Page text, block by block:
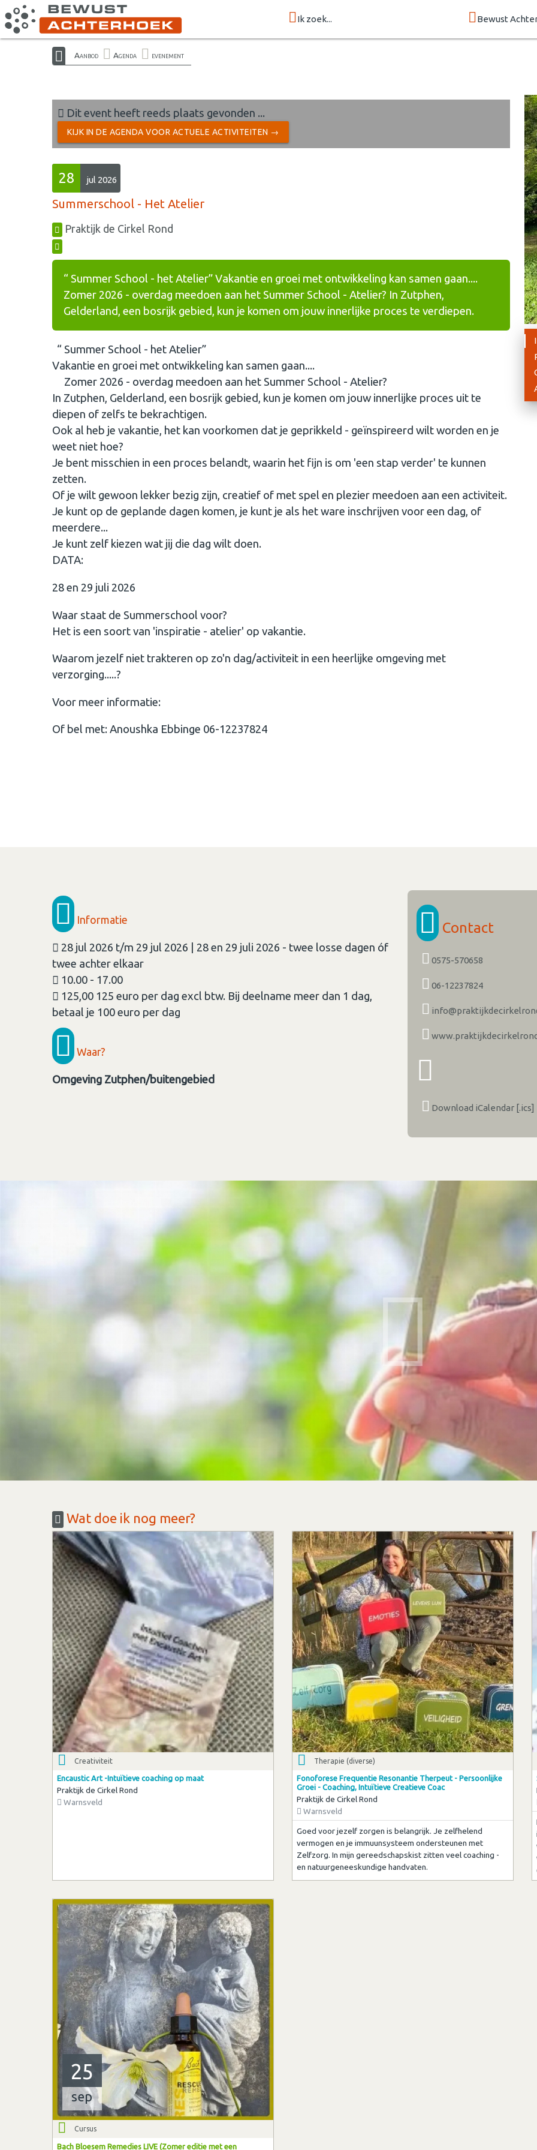
Ik zoek... Bewust
Aanbod Agenda evenement
Dit event heeft reeds plaats gevonden ...
KIJK IN DE AGENDA VOOR ACTUELE ACTIVITEITEN →
28 jul 2026
Summerschool - Het Atelier
Praktijk de Cirkel Rond
“ Summer School - het Atelier” Vakantie en groei met ontwikkeling kan samen gaan....
Zomer 2026 - overdag meedoen aan het Summer School - Atelier? In Zutphen,
Gelderland, een bosrijk gebied, kun je komen om jouw innerlijke proces te verdiepen.
“ Summer School - het Atelier”
Vakantie en groei met ontwikkeling kan samen gaan....
Zomer 2026 - overdag meedoen aan het Summer School - Atelier?
In Zutphen, Gelderland, een bosrijk gebied, kun je komen om jouw innerlijke proces uit te
diepen of zelfs te bekrachtigen.
Ook al heb je vakantie, het kan voorkomen dat je geprikkeld - geïnspireerd wilt worden en je
weet niet hoe?
Je bent misschien in een proces belandt, waarin het fijn is om 'een stap verder' te kunnen
zetten.
Of je wilt gewoon lekker bezig zijn, creatief of met spel en plezier meedoen aan een activiteit.
Je kunt op de geplande dagen komen, je kunt je als het ware inschrijven voor een dag, of
meerdere...
Je kunt zelf kiezen wat jij die dag wilt doen.
DATA:
28 en 29 juli 2026
Waar staat de Summerschool voor?
Het is een soort van 'inspiratie - atelier' op vakantie.
Waarom jezelf niet trakteren op zo'n dag/activiteit in een heerlijke omgeving met
verzorging.....?
Voor meer informatie:
Of bel met: Anoushka Ebbinge 06-12237824
Informatie
28 jul 2026 t/m 29 jul 2026 | 28 en 29 juli 2026 - twee losse dagen óf
twee achter elkaar
10.00 - 17.00
125,00 125 euro per dag excl btw. Bij deelname meer dan 1 dag,
betaal je 100 euro per dag
Waar?
Omgeving Zutphen/buitengebied
Contact
0575-570658
06-12237824
Download iCalendar [.ics]
Wat doe ik nog meer?
Creativiteit
Encaustic Art -Intuïtieve coaching op maat
Praktijk de Cirkel Rond
Warnsveld
Therapie (diverse)
Fonoforese Frequentie Resonantie Therpeut - Persoonlijke
Groei - Coaching, Intuïtieve Creatieve Coac
Praktijk de Cirkel Rond
Warnsveld
Goed voor jezelf zorgen is belangrijk. Je zelfhelend
vermogen en je immuunsysteem ondersteunen met
Zelfzorg. In mijn gereedschapskist zitten veel coaching -
en natuurgeneeskundige handvaten.
25
sep
Cursus
Bach Bloesem Remedies LIVE (Zomer editie met een